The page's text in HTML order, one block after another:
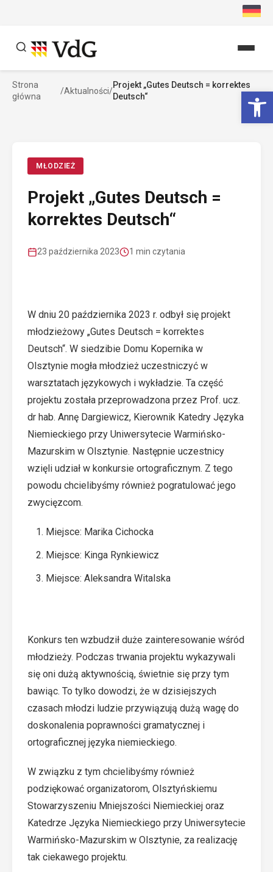
Szukaj
Strona
główna
/Aktualności/
Projekt „Gutes Deutsch = korrektes
Deutsch“
MŁODZIEŻ
Projekt „Gutes Deutsch =
korrektes Deutsch“
23 października 2023 1 min czytania
W dniu 20 października 2023 r. odbył się projekt
młodzieżowy „Gutes Deutsch = korrektes
Deutsch“. W siedzibie Domu Kopernika w
Olsztynie mogła młodzież uczestniczyć w
warsztatach językowych i wykładzie. Ta część
projektu została przeprowadzona przez Prof. ucz.
dr hab. Annę Dargiewicz, Kierownik Katedry Języka
Niemieckiego przy Uniwersytecie Warmińsko-
Mazurskim w Olsztynie. Następnie uczestnicy
wzięli udział w konkursie ortograficznym. Z tego
powodu chcielibyśmy również pogratulować jego
zwycięzcom.
Miejsce: Marika Cichocka
Miejsce: Kinga Rynkiewicz
Miejsce: Aleksandra Witalska
Konkurs ten wzbudził duże zainteresowanie wśród
młodzieży. Podczas trwania projektu wykazywali
się oni dużą aktywnością, świetnie się przy tym
bawiąc. To tylko dowodzi, że w dzisiejszych
czasach młodzi ludzie przywiązują dużą wagę do
doskonalenia poprawności gramatycznej i
ortograficznej języka niemieckiego.
W związku z tym chcielibyśmy również
podziękować organizatorom, Olsztyńskiemu
Stowarzyszeniu Mniejszości Niemieckiej oraz
Katedrze Języka Niemieckiego przy Uniwersytecie
Warmińsko-Mazurskim w Olsztynie, za realizację
tak ciekawego projektu.